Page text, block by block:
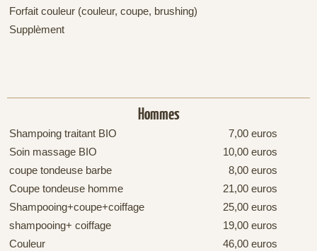
Forfait couleur (couleur, coupe, brushing)
Supplèment
Hommes
Shampoing traitant BIO
7,00 euros
Soin massage BIO
10,00 euros
coupe tondeuse barbe
8,00 euros
Coupe tondeuse homme
21,00 euros
Shampooing+coupe+coiffage
25,00 euros
shampooing+ coiffage
19,00 euros
Couleur
46,00 euros